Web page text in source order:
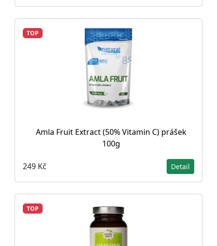
TOP
Amla Fruit Extract (50% Vitamin C) prášek
100g
249 Kč Detail
TOP